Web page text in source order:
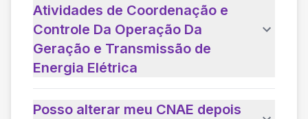
Atividades de Coordenação e
Controle Da Operação Da
Geração e Transmissão de
Energia Elétrica
Posso alterar meu CNAE depois